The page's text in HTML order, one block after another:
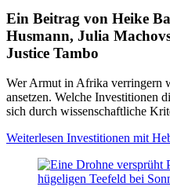
Ein Beitrag von Heike
Husmann, Julia
Justice Tambo
Wer Armut in Afrika verringern
ansetzen. Welche Investitionen
sich durch wissenschaftliche
Weiterlesen Investitionen mit